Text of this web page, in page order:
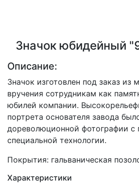
Значок юбидейный
Описание:
Значок изготовлен под заказ из
вручения сотрудникам как
юбилей компании.
портрета основателя завода
дореволюционной фотографии
специальной технологии.
Покрытия: гальваническая
Характеристики